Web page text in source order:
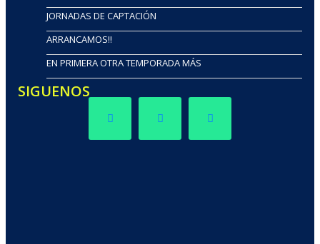
JORNADAS DE CAPTACIÓN
ARRANCAMOS!!
EN PRIMERA OTRA TEMPORADA MÁS
SIGUENOS